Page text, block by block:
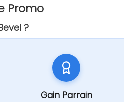
Promo
?
Gain Parrain